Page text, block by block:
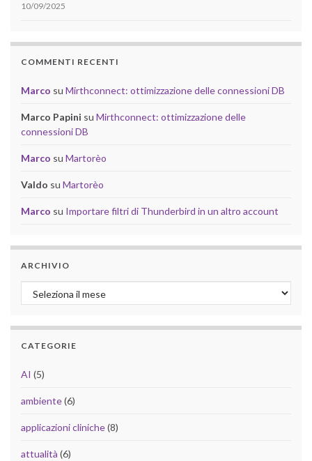
10/09/2025
COMMENTI RECENTI
Marco su Mirthconnect: ottimizzazione delle connessioni DB
Marco Papini su Mirthconnect: ottimizzazione delle
connessioni DB
Marco su Martorèo
Valdo su Martorèo
Marco su Importare filtri di Thunderbird in un altro account
ARCHIVIO
Archivio
CATEGORIE
AI (5)
ambiente(6)
applicazioni cliniche(8)
attualità (6)